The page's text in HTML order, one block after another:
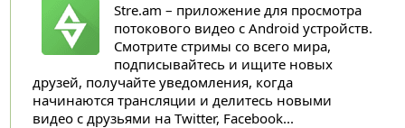
Stre.am – приложение для просмотра
потокового видео с Android устройств.
Смотрите стримы со всего мира,
подписывайтесь и ищите новых
друзей, получайте уведомления, когда
начинаются трансляции и делитесь новыми
видео с друзьями на Twitter, Facebook...